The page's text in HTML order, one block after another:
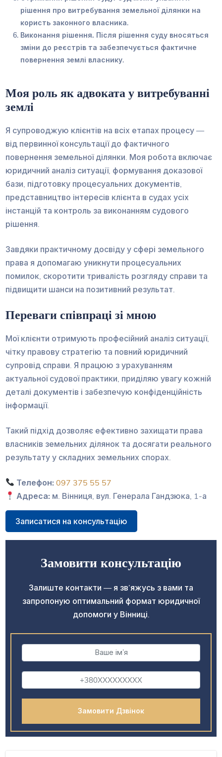
рішення про витребування земельної ділянки на
користь законного власника.
Виконання рішення. Після рішення суду вносяться
зміни до реєстрів та забезпечується фактичне
повернення землі власнику.
Моя роль як адвоката у витребуванні
землі
Я супроводжую клієнтів на всіх етапах процесу —
від первинної консультації до фактичного
повернення земельної ділянки. Моя робота включає
юридичний аналіз ситуації, формування доказової
бази, підготовку процесуальних документів,
представництво інтересів клієнта в судах усіх
інстанцій та контроль за виконанням судового
рішення.
Завдяки практичному досвіду у сфері земельного
права я допомагаю уникнути процесуальних
помилок, скоротити тривалість розгляду справи та
підвищити шанси на позитивний результат.
Переваги співпраці зі мною
Мої клієнти отримують професійний аналіз ситуації,
чітку правову стратегію та повний юридичний
супровід справи. Я працюю з урахуванням
актуальної судової практики, приділяю увагу кожній
деталі документів і забезпечую конфіденційність
інформації.
Такий підхід дозволяє ефективно захищати права
власників земельних ділянок та досягати реального
результату у складних земельних спорах.
Телефон: 097 375 55 57
Адреса: м. Вінниця, вул. Генерала Гандзюка, 1-а
Записатися на консультацію
Замовити консультацію
Залиште контакти — я зв’яжусь з вами та
запропоную оптимальний формат юридичної
допомоги у Вінниці.